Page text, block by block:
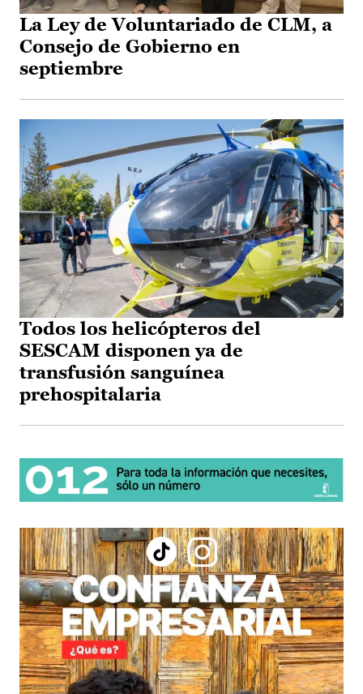
La Ley de Voluntariado de CLM, a
Consejo de Gobierno en
septiembre
Todos los helicópteros del
SESCAM disponen ya de
transfusión sanguínea
prehospitalaria